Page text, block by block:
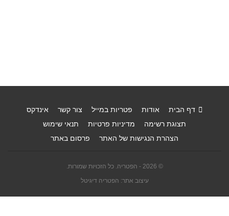
דף הבית אודות פטריות במייל צור קשר
אינדקס
תצוגת רשימה
מדיניות פרטיות
תנאי שימוש
הצהרת הנגישות של האתר
פרסום באתר
© 2026 - הפטריה. כל הזכויות שמורות.
עיצוב אתר: הפטריה דיגיטל